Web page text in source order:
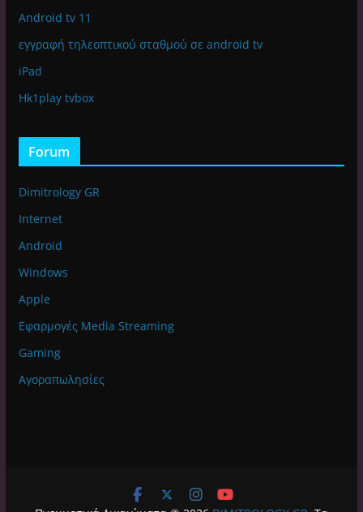
Android tv 11
εγγραφή τηλεοπτικού σταθμού σε android tv
iPad
Hk1play tvbox
Forum
Dimitrology GR
Internet
Android
Windows
Apple
Εφαρμογές Media Streaming
Gaming
Αγοραπωλησίες